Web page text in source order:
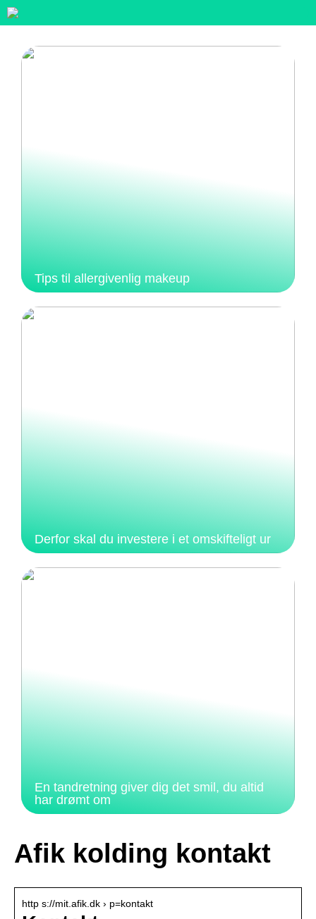
Tips til allergivenlig makeup
Derfor skal du investere i et omskifteligt ur
En tandretning giver dig det smil, du altid
har drømt om
Afik kolding kontakt
http s://mit.afik.dk › p=kontakt